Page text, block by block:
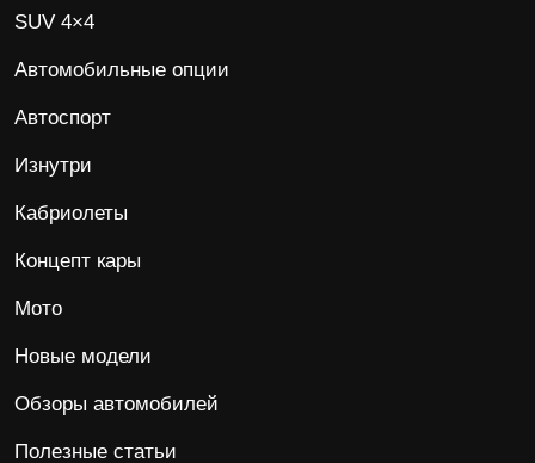
SUV 4×4
Автомобильные опции
Автоспорт
Изнутри
Кабриолеты
Концепт кары
Мото
Новые модели
Обзоры автомобилей
Полезные статьи